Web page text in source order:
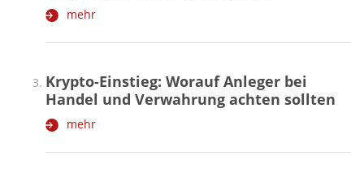
mehr
Krypto-Einstieg: Worauf Anleger bei
Handel und Verwahrung achten sollten
mehr